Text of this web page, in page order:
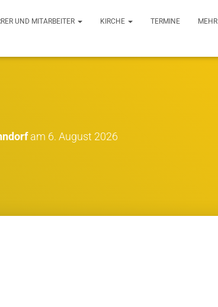
UND MITARBEITER KIRCHE TERMINE MEHR
am 6. August 2026